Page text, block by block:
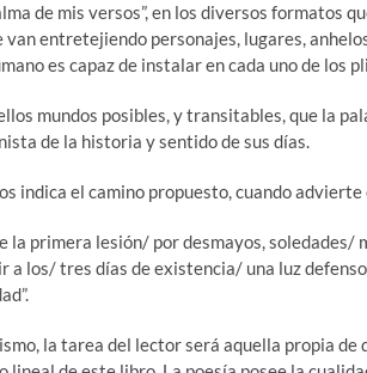
de mis versos”, en los diversos formatos
van entretejiendo personajes, lugares,
es capaz de instalar en cada uno de los
mundos posibles, y transitables, que la
de la historia y sentido de sus días.
indica el camino propuesto, cuando
la primera lesión/ por desmayos, soledades/
a los/ tres días de existencia/ una luz
la tarea del lector será aquella propia de